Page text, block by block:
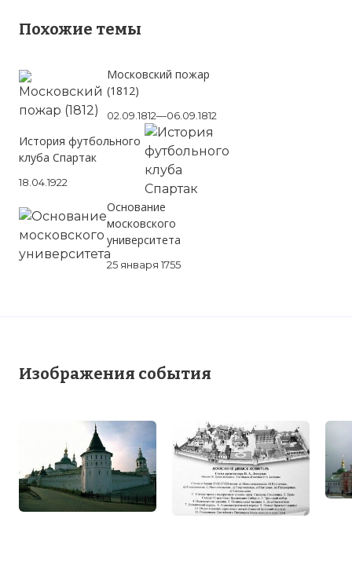
Похожие темы
Московский пожар
(1812)
02.09.1812—06.09.1812
История футбольного
клуба Спартак
18.04.1922
Основание
московского
университета
25 января 1755
Изображения события
Старый Данилов монастырь.
Фото статьи: